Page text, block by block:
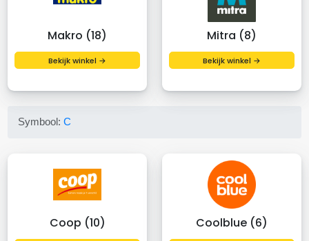
Makro (18)
Bekijk winkel →
Mitra (8)
Bekijk winkel →
Symbool:C
Coop (10) Coolblue (6)